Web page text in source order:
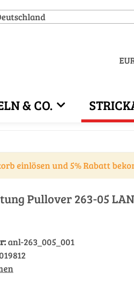
& CO.
einlösen und 5% Rabatt
Pullover 263-05
anl-263_005_001